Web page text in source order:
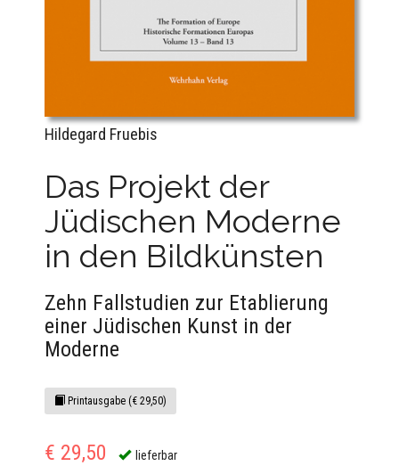
Hildegard Fruebis
Das Projekt der
Jüdischen Moderne
in den Bildkünsten
Zehn Fallstudien zur Etablierung
einer Jüdischen Kunst in der
Moderne
Printausgabe (€ 29,50)
€ 29,50 lieferbar